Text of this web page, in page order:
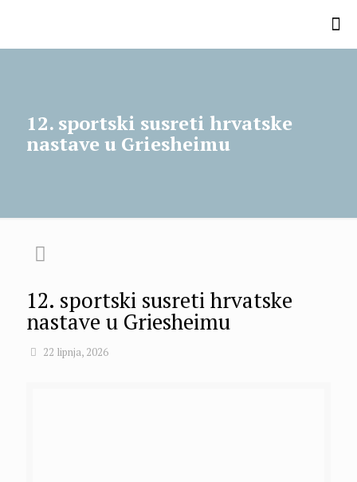
12. sportski susreti hrvatske
nastave u Griesheimu
12. sportski susreti hrvatske
nastave u Griesheimu
22 lipnja, 2026